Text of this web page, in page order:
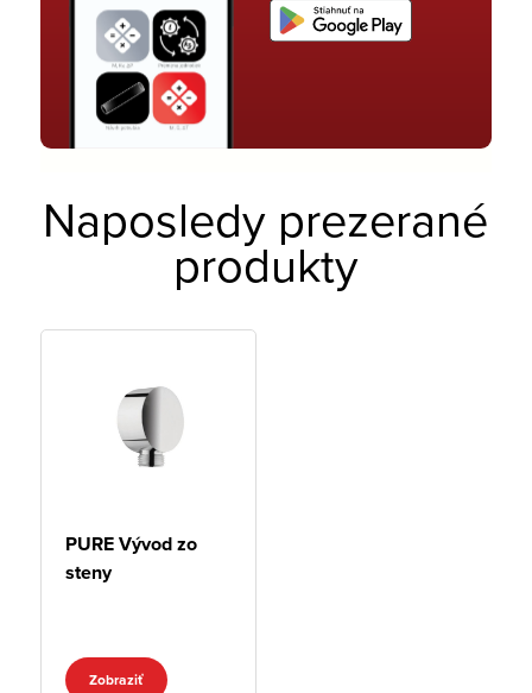
Naposledy prezerané
produkty
PURE Vývod zo
steny
Zobraziť